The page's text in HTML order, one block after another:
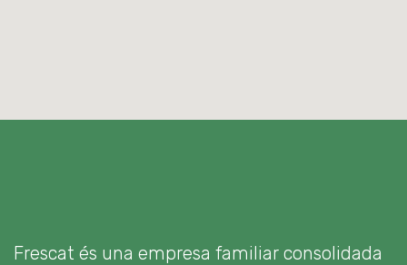
Frescat és una empresa familiar consolidada